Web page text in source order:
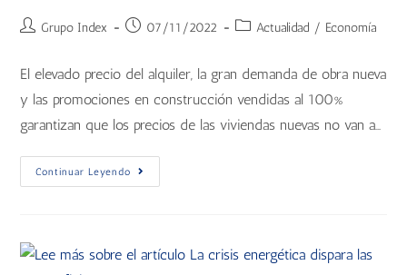
Grupo Index 07/11/2022 Actualidad / Economía
El elevado precio del alquiler, la gran demanda de obra nueva
y las promociones en construcción vendidas al 100%
garantizan que los precios de las viviendas nuevas no van a…
Continuar Leyendo